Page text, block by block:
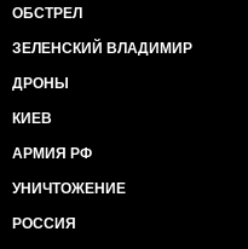
ОБСТРЕЛ
ЗЕЛЕНСКИЙ ВЛАДИМИР
ДРОНЫ
КИЕВ
АРМИЯ РФ
УНИЧТОЖЕНИЕ
РОССИЯ